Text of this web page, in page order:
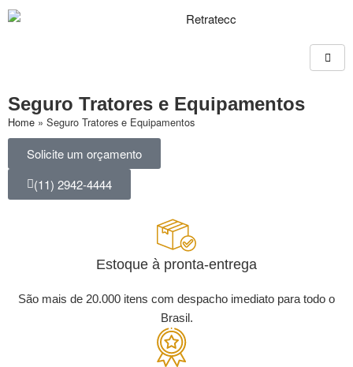
Seguro Tratores e Equipamentos
Home » Seguro Tratores e Equipamentos
Solicite um orçamento
(11) 2942-4444
Estoque à pronta-entrega
São mais de 20.000 itens com despacho imediato para todo o
Brasil.